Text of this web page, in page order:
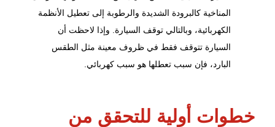
المناخية كالبرودة الشديدة والرطوبة إلى تعطيل الأنظمة
الكهربائية، وبالتالي توقف السيارة. وإذا لاحظت أن
السيارة تتوقف فقط في ظروف معينة مثل الطقس
البارد، فإن سبب تعطلها هو سبب كهربائي.
خطوات أولية للتحقق من